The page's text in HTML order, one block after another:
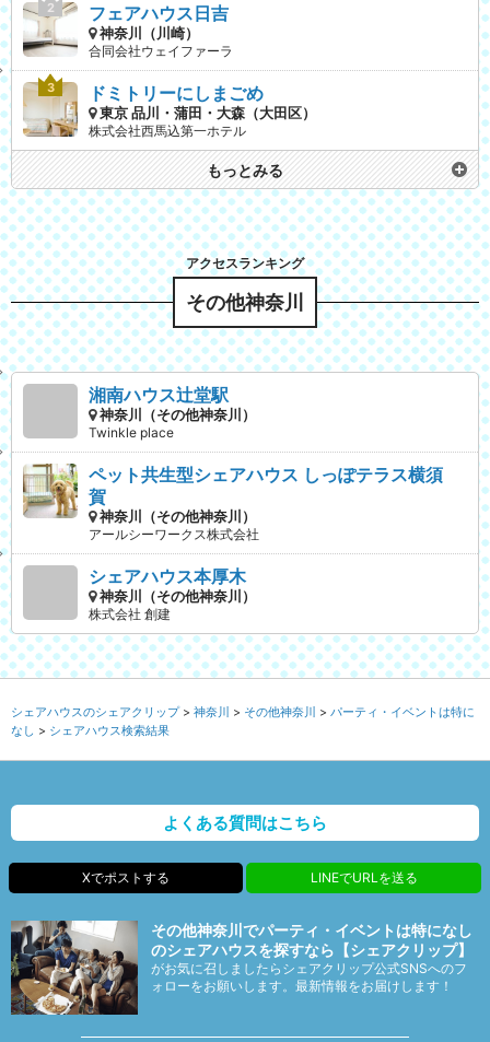
フェアハウス日吉
神奈川（川崎）
合同会社ウェイファーラ
ドミトリーにしまごめ
東京 品川・蒲田・大森（大田区）
株式会社西馬込第一ホテル
もっとみる
その他神奈川
湘南ハウス辻堂駅
神奈川（その他神奈川）
Twinkle place
ペット共生型シェアハウス しっぽテラス横須
賀
神奈川（その他神奈川）
アールシーワークス株式会社
シェアハウス本厚木
神奈川（その他神奈川）
株式会社 創建
シェアハウスのシェアクリップ 神奈川 その他神奈川
パーティ・イベントは特に
なし
シェアハウス検索結果
よくある質問はこちら
Xでポストする LINEでURLを送る
その他神奈川でパーティ・イベントは特になし
のシェアハウスを探すなら【シェアクリップ】
がお気に召しましたらシェアクリップ公式SNSへのフ
ォローをお願いします。最新情報をお届けします！